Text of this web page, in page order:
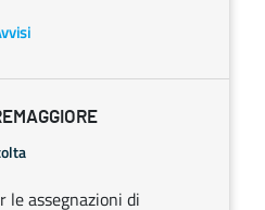
le assegnazioni di